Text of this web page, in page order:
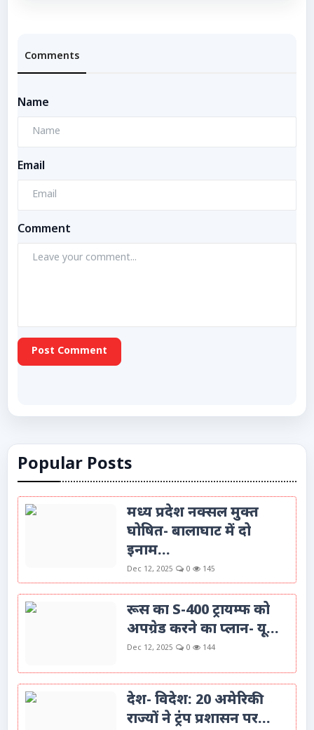
Comments
Name
Email
Comment
Post Comment
Popular Posts
मध्य प्रदेश नक्सल मुक्त
घोषित- बालाघाट में दो
इनाम...
Dec 12, 2025 0 145
रूस का S-400 ट्रायम्फ को
अपग्रेड करने का प्लान- यू...
Dec 12, 2025 0 144
देश- विदेश: 20 अमेरिकी
राज्यों ने ट्रंप प्रशासन पर...